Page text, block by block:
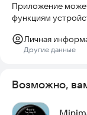
❖ Дважды
услышать
цветовую гамму.
циферблат прямо
Приложение
функциям
Личная
Другие данные
Возможно,